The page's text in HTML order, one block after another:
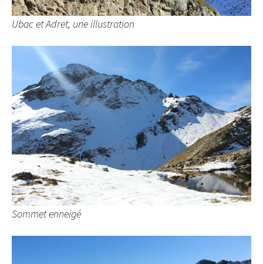
Ubac et Adret, une illustration
Sommet enneigé